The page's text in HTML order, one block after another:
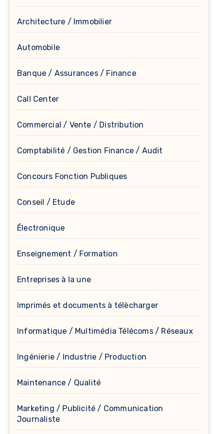
Architecture / Immobilier
Automobile
Banque / Assurances / Finance
Call Center
Commercial / Vente / Distribution
Comptabilité / Gestion Finance / Audit
Concours Fonction Publiques
Conseil / Etude
Électronique
Enseignement / Formation
Entreprises à la une
Imprimés et documents à télècharger
Informatique / Multimédia Télécoms / Réseaux
Ingénierie / Industrie / Production
Maintenance / Qualité
Marketing / Publicité / Communication
Journaliste